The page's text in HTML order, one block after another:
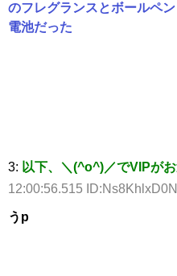
のフレグランスとボールペ
電池だった
3: 以下、＼(^o^)／でVIPが
12:00:56.515
うp